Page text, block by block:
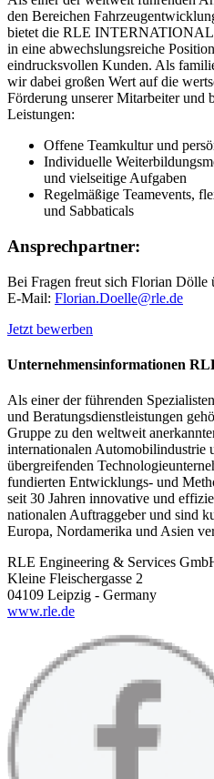
den Bereichen
bietet die RLE INTERNATIONAL
in eine abwechslungsreiche
eindrucksvollen Kunden. Als
wir dabei großen Wert auf die
Förderung unserer Mitarbeiter und
Leistungen:
Offene Teamkultur und
Individuelle
und vielseitige Aufgaben
Regelmäßige Teamevents,
und Sabbaticals
Ansprechpartner:
Bei Fragen freut sich Florian Dölle
E-Mail: Florian.Doelle@rle.de
Jetzt bewerben
Unternehmensinformationen
Als einer der führenden
und Beratungs­dienstleistungen
Gruppe zu den weltweit
internationalen Automobil­industrie
übergreifenden
fundierten Entwicklungs- und
seit 30 Jahren innovative und
nationalen Auftraggeber und sind
Europa, Nordamerika und Asien
RLE Engineering & Services
Kleine Fleischergasse 2
04109 Leipzig - Germany
www.rle.de